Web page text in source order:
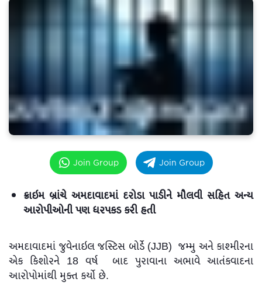
Join Group Join Group
ક્રાઇમ બ્રાંચે અમદાવાદમાં દરોડા પાડીને મૌલવી સહિત અન્ય
આરોપીઓની પણ ધરપકડ કરી હતી
અમદાવાદમાં જુવેનાઇલ જસ્ટિસ બોર્ડે (JJB) જમ્મુ અને કાશ્મીરના
એક કિશોરને 18 વર્ષ બાદ પુરાવાના અભાવે આતંકવાદના
આરોપોમાંથી મુક્ત કર્યો છે.